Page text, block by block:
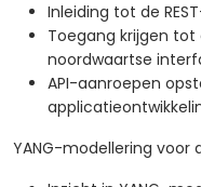
Inleiding tot de
Toegang krijgen
noordwaartse
API-aanroepen
YANG-modellering voor